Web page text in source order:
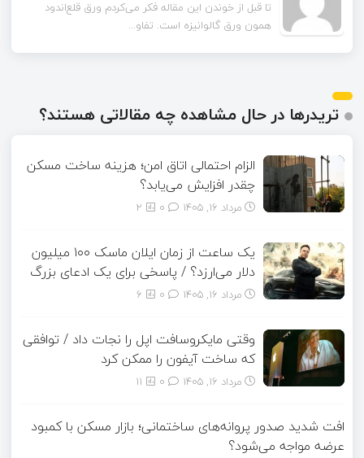
تا قبل از خوندن این مقاله فکر می‌کردم ورق قلع‌اندود
همون ورق گالوانیزه است. تفاو...
تریدرها در حال مشاهده چه مقالاتی هستند؟
الزام احتمالی اتاق امن؛ هزینه ساخت مسکن
چقدر افزایش می‌یابد؟
مرداد ۱۶, ۱۴۰۵ 2
یک ساعت از زمان ایلان ماسک ۱۰۰ میلیون
دلار می‌ارزد؟ / پاسخی برای یک ادعای بزرگ
مرداد ۱۶, ۱۴۰۵ 6
وقتی مایکروسافت اپل را نجات داد / توافقی
که ساخت آیفون را ممکن کرد
مرداد ۱۶, ۱۴۰۵ 11
افت شدید صدور پروانه‌های ساختمانی؛ بازار مسکن با کمبود
عرضه مواجه می‌شود؟